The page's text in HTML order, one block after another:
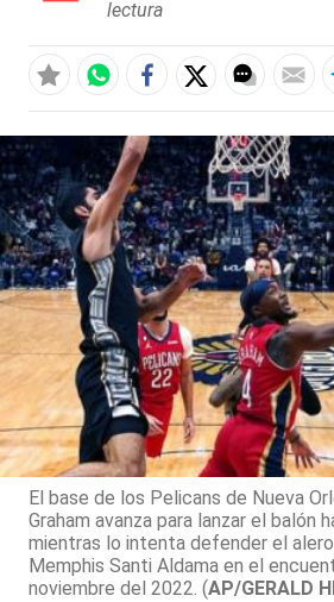
lectura
El base de los Pelicans de Nueva
Graham avanza para lanzar el balón
mientras lo intenta defender el
Memphis Santi Aldama en el
noviembre del 2022. (AP/GERALD